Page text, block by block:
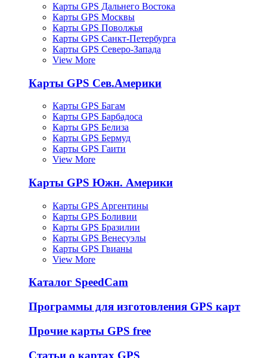
Карты GPS Дальнего Востока
Карты GPS Москвы
Карты GPS Поволжья
Карты GPS Санкт-Петербурга
Карты GPS Северо-Запада
View More
Карты GPS Сев.Америки
Карты GPS Багам
Карты GPS Барбадоса
Карты GPS Белиза
Карты GPS Бермуд
Карты GPS Гаити
View More
Карты GPS Южн. Америки
Карты GPS Аргентины
Карты GPS Боливии
Карты GPS Бразилии
Карты GPS Венесуэлы
Карты GPS Гвианы
View More
Каталог SpeedCam
Программы для изготовления GPS карт
Прочие карты GPS free
Статьи о картах GPS